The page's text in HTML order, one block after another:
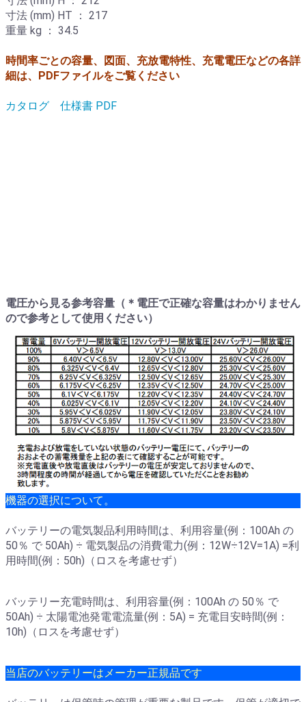
寸法 (mm) HT ： 217
重量 kg ： 34.5
時間率ごとの容量、図面、充放電特性、充電電圧などの各詳
細は、PDFファイルをご覧ください
カタログ 仕様書 PDF
電圧から見る参考容量（＊電圧で正確な容量はわかりません
ので参考として使用ください）
機器の選択について。
バッテリーの電気製品利用時間は、利用容量(例：100Ah の
50％ で 50Ah) ÷ 電気製品の消費電力(例：12W÷12V=1A) =利
用時間(例：50h)（ロスを考慮せず）
バッテリー充電時間は、利用容量(例：100Ah の 50％ で
50Ah) ÷ 太陽電池発電電流量(例：5A) = 充電目安時間(例：
10h)（ロスを考慮せず）
当店のバッテリーはメーカー正規品です